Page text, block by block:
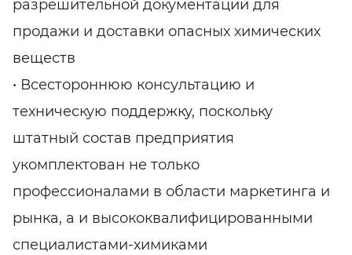
разрешительной документации для
продажи и доставки опасных химических
веществ
• Всестороннюю консультацию и
техническую поддержку, поскольку
штатный состав предприятия
укомплектован не только
профессионалами в области маркетинга и
рынка, а и высококвалифицированными
специалистами-химиками